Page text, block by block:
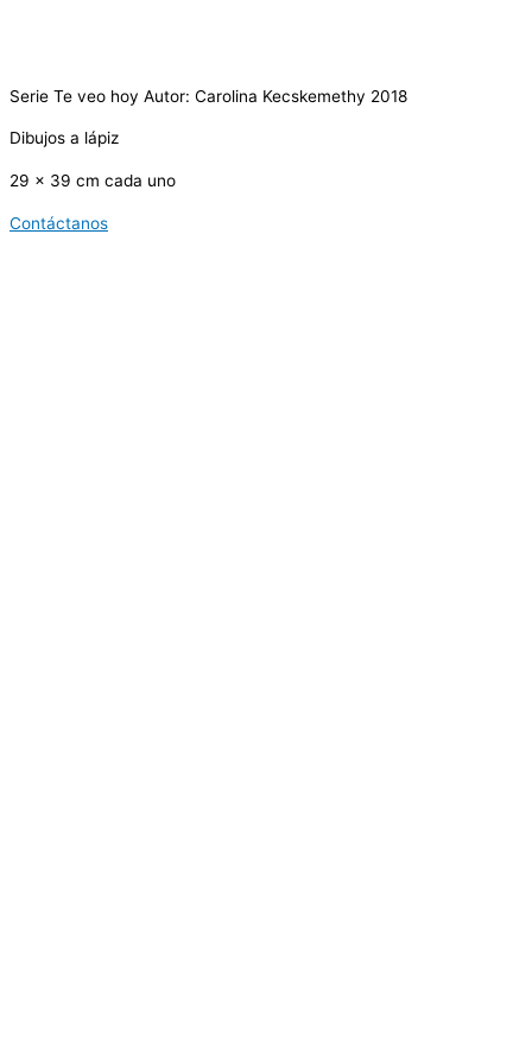
Serie Te veo hoy Autor: Carolina Kecskemethy 2018
Dibujos a lápiz
29 x 39 cm cada uno
Contáctanos